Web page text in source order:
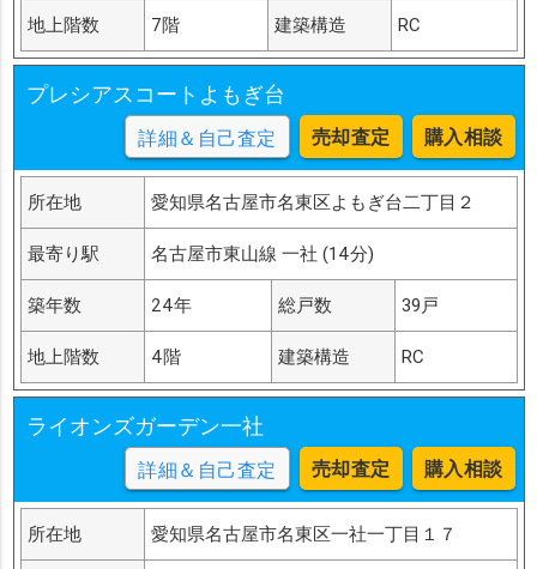
地上階数 7階 建築構造 RC
プレシアスコートよもぎ台
詳細＆自己査定 売却査定 購入相談
所在地 愛知県名古屋市名東区よもぎ台二丁目２
最寄り駅 名古屋市東山線 一社 (14分)
築年数 24年 総戸数 39戸
地上階数 4階 建築構造 RC
ライオンズガーデン一社
詳細＆自己査定 売却査定 購入相談
所在地 愛知県名古屋市名東区一社一丁目１７